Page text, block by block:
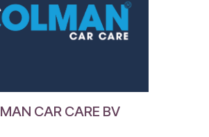
CAR CARE BV